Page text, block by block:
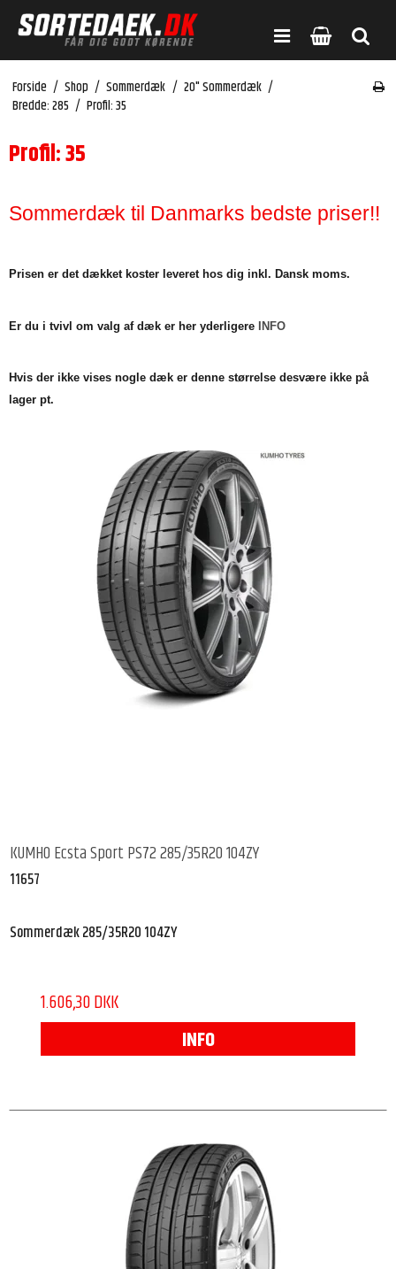
Forside / Shop / Sommerdæk / 20" Sommerdæk /
Bredde: 285 / Profil: 35
Profil: 35
Sommerdæk til Danmarks bedste priser!!
Prisen er det dækket koster leveret hos dig inkl. Dansk moms.
Er du i tvivl om valg af dæk er her yderligere INFO
Hvis der ikke vises nogle dæk er denne størrelse desvære ikke på
lager pt.
KUMHO Ecsta Sport PS72 285/35R20 104ZY
11657
Sommerdæk 285/35R20 104ZY
1.606,30 DKK
INFO